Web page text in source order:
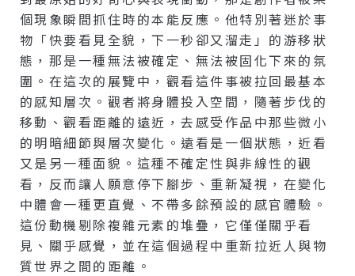
個現象瞬間抓住時的本能反應。他特別著迷於事
物「快要看見全貌，下一秒卻又溜走」的游移狀
態，那是一種無法被確定、無法被固化下來的氛
圍。在這次的展覽中，觀看這件事被拉回最基本
的感知層次。觀者將身體投入空間，隨著步伐的
移動、觀看距離的遠近，去感受作品中那些微小
的明暗細節與層次變化。遠看是一個狀態，近看
又是另一種面貌。這種不確定性與非線性的觀
看，反而讓人願意停下腳步、重新凝視，在變化
中體會一種更直覺、不帶多餘預設的感官體驗。
這份動機剔除複雜元素的堆疊，它僅僅關乎看
見、關乎感覺，並在這個過程中重新拉近人與物
質世界之間的距離。